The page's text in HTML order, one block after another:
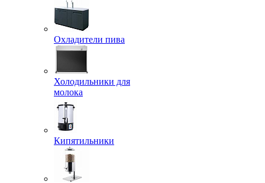
Охладители пива
Холодильники для
молока
Кипятильники